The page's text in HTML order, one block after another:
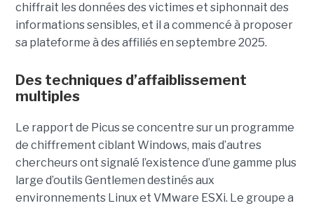
chiffrait les données des victimes et siphonnait des
informations sensibles, et il a commencé à proposer
sa plateforme à des affiliés en septembre 2025.
Des techniques d’affaiblissement
multiples
Le rapport de Picus se concentre sur un programme
de chiffrement ciblant Windows, mais d’autres
chercheurs ont signalé l’existence d’une gamme plus
large d’outils Gentlemen destinés aux
environnements Linux et VMware ESXi. Le groupe a